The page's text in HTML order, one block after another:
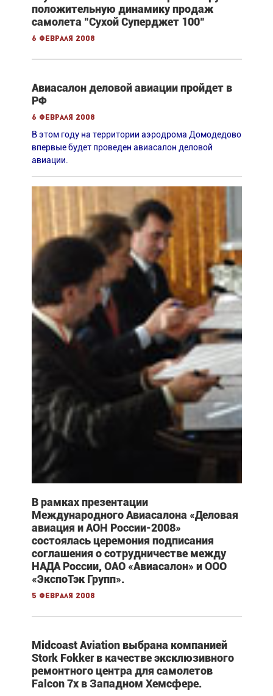
положительную динамику продаж
самолета "Сухой Суперджет 100"
6 февраля 2008
Авиасалон деловой авиации пройдет в
РФ
6 февраля 2008
В этом году на территории аэродрома Домодедово
впервые будет проведен авиасалон деловой
авиации.
В рамках презентации
Международного Авиасалона «Деловая
авиация и АОН России-2008»
состоялась церемония подписания
соглашения о сотрудничестве между
НАДА России, ОАО «Авиасалон» и ООО
«ЭкспоТэк Групп».
5 февраля 2008
Midcoast Aviation выбрана компанией
Stork Fokker в качестве эксклюзивного
ремонтного центра для самолетов
Falcon 7x в Западном Хемсфере.